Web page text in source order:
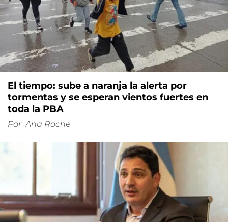
El tiempo: sube a naranja la alerta por
tormentas y se esperan vientos fuertes en
toda la PBA
Por Ana Roche